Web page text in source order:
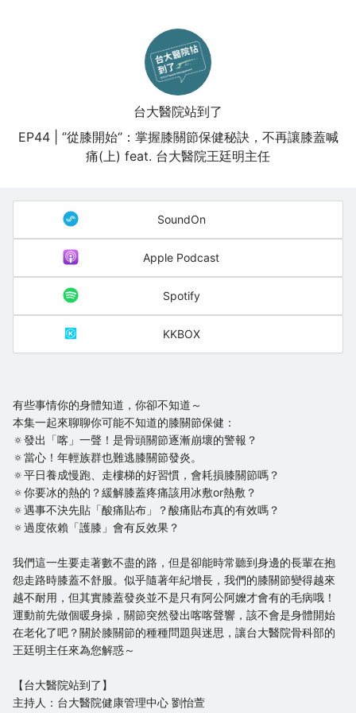
台大醫院站到了
EP44 | ‘’從膝開始‘’：掌握膝關節保健秘訣，不再讓膝蓋喊
痛(上) feat. 台大醫院王廷明主任
SoundOn
Apple Podcast
Spotify
KKBOX
有些事情你的身體知道，你卻不知道～
本集一起來聊聊你可能不知道的膝關節保健：
🔅發出「喀」一聲！是骨頭關節逐漸崩壞的警報？
🔅當心！年輕族群也難逃膝關節發炎。
🔅平日養成慢跑、走樓梯的好習慣，會耗損膝關節嗎？
🔅你要冰的熱的？緩解膝蓋疼痛該用冰敷or熱敷？
🔅遇事不決先貼「酸痛貼布」？酸痛貼布真的有效嗎？
🔅過度依賴「護膝」會有反效果？
我們這一生要走著數不盡的路，但是卻能時常聽到身邊的長輩在抱
怨走路時膝蓋不舒服。似乎隨著年紀增長，我們的膝關節變得越來
越不耐用，但其實膝蓋發炎並不是只有阿公阿嬤才會有的毛病哦！
運動前先做個暖身操，關節突然發出喀喀聲響，該不會是身體開始
在老化了吧？關於膝關節的種種問題與迷思，讓台大醫院骨科部的
王廷明主任來為您解惑～
【台大醫院站到了】
主持人：台大醫院健康管理中心 劉怡萱